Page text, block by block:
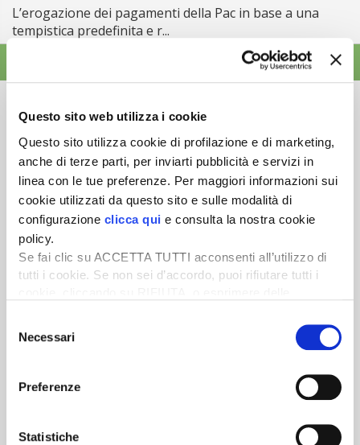
Questo sito web utilizza i cookie
Questo sito utilizza cookie di profilazione e di marketing,
anche di terze parti, per inviarti pubblicità e servizi in
linea con le tue preferenze. Per maggiori informazioni sui
cookie utilizzati da questo sito e sulle modalità di
configurazione clicca qui e consulta la nostra cookie
policy.
Se fai clic su ACCETTA TUTTI acconsenti all’utilizzo di
tutti i cookie. Se non sei d’accordo, puoi rifiutare tutti i
desideri accettare e cliccando ACCETTA SELEZIONATI.
delNecessari
Preferenze
Statistiche
L’erogazione dei pagamenti della Pac in base a una
tempistica predefinita e r...
Newsletter
Scopri un servizio d'informazione di alta qualità. Tagliato sulle tue
esigenze.